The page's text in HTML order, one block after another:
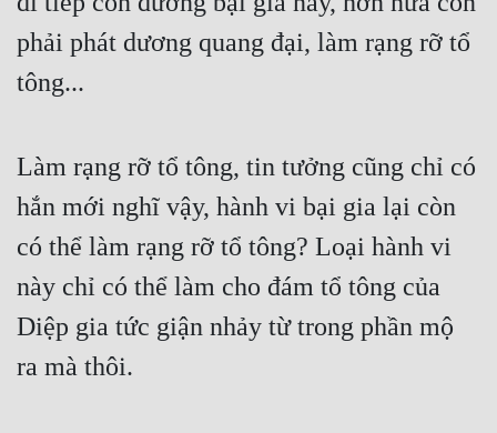
phải phát dương quang đại, làm rạng rỡ tổ
tông...
Làm rạng rỡ tổ tông, tin tưởng cũng chỉ có
hắn mới nghĩ vậy, hành vi bại gia lại còn
có thể làm rạng rỡ tổ tông? Loại hành vi
này chỉ có thể làm cho đám tổ tông của
Diệp gia tức giận nhảy từ trong phần mộ
ra mà thôi.